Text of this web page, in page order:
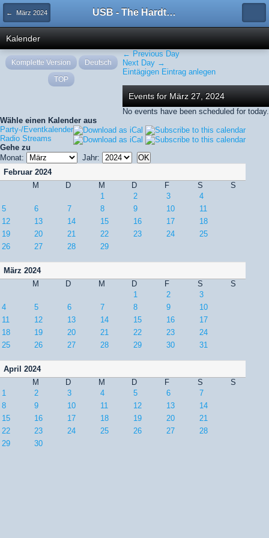
← März 2024 USB - The Hardtechno Family
Kalender
← Previous Day
Next Day →
Eintägigen Eintrag anlegen
Events for März 27, 2024
No events have been scheduled for today.
Wähle einen Kalender aus
Party-/Eventkalender
Radio Streams
Gehe zu
Monat:
Jahr:
Februar 2024
M
D M D F S
S
1
2 3
4
5
6 7 8 9 10
11
12
13 14 15 16 17
18
19
20 21 22 23 24
25
26
27 28 29
März 2024
M
D M D F S
S
1
2
3
4
5 6 7 8 9
10
11
12 13 14 15 16
17
18
19 20 21 22 23
24
25
26 27 28 29 30 31
April 2024
M
D M D F S
S
1
2 3 4 5 6
7
8
9 10 11 12 13
14
15
16 17 18 19 20
21
22
23 24 25 26 27
28
29
30
Komplette Version
Deutsch
TOP